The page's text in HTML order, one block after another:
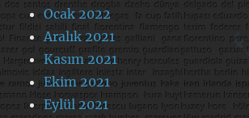
Ocak 2022
Aralık 2021
Kasım 2021
Ekim 2021
Eylül 2021